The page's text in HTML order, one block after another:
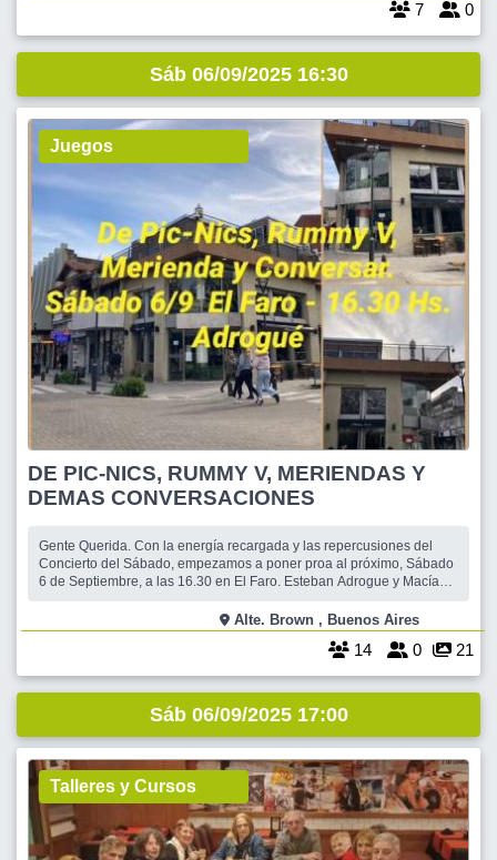
7 0
Sáb 06/09/2025 16:30
Juegos
DE PIC-NICS, RUMMY V, MERIENDAS Y
DEMAS CONVERSACIONES
Gente Querida. Con la energía recargada y las repercusiones del
Concierto del Sábado, empezamos a poner proa al próximo, Sábado
6 de Septiembre, a las 16.30 en El Faro. Esteban Adrogue y Macías.
conversaciones acerca de los destinos por elegir y seleccionar
algunos para la realización
Alte. Brown , Buenos Aires
14 0 21
Sáb 06/09/2025 17:00
Talleres y Cursos